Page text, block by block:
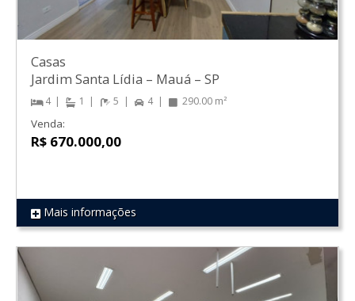
REF 214
Casas
Jardim Santa Lídia – Mauá – SP
4 1 5 4 290.00 m²
Venda:
R$ 670.000,00
Mais informações